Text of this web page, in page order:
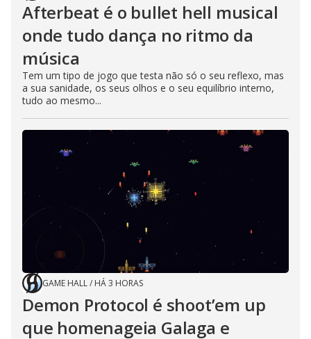
Afterbeat é o bullet hell musical
onde tudo dança no ritmo da
música
Tem um tipo de jogo que testa não só o seu reflexo, mas
a sua sanidade, os seus olhos e o seu equilíbrio interno,
tudo ao mesmo...
GAME HALL/ HÁ 3 HORAS
Demon Protocol é shoot’em up
que homenageia Galaga e